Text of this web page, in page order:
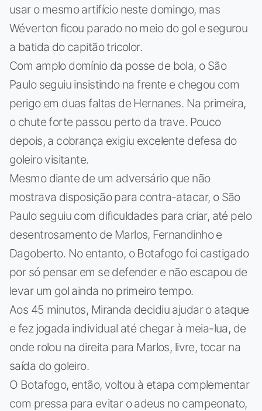
usar o mesmo artifício neste domingo, mas
Wéverton ficou parado no meio do gol e segurou
a batida do capitão tricolor.
Com amplo domínio da posse de bola, o São
Paulo seguiu insistindo na frente e chegou com
perigo em duas faltas de Hernanes. Na primeira,
o chute forte passou perto da trave. Pouco
depois, a cobrança exigiu excelente defesa do
goleiro visitante.
Mesmo diante de um adversário que não
mostrava disposição para contra-atacar, o São
Paulo seguiu com dificuldades para criar, até pelo
desentrosamento de Marlos, Fernandinho e
Dagoberto. No entanto, o Botafogo foi castigado
por só pensar em se defender e não escapou de
levar um gol ainda no primeiro tempo.
Aos 45 minutos, Miranda decidiu ajudar o ataque
e fez jogada individual até chegar à meia-lua, de
onde rolou na direita para Marlos, livre, tocar na
saída do goleiro.
O Botafogo, então, voltou à etapa complementar
com pressa para evitar o adeus no campeonato,